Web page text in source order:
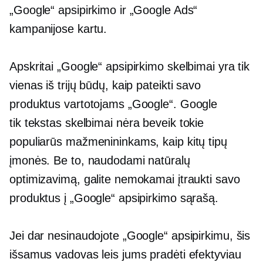
„Google“ apsipirkimo ir „Google Ads“
kampanijose kartu.
Apskritai „Google“ apsipirkimo skelbimai yra tik
vienas iš trijų būdų, kaip pateikti savo
produktus vartotojams „Google“. Google
tik tekstasskelbimai nėra beveik tokie
populiarūs mažmenininkams, kaip kitų tipų
įmonės. Be to, naudodami natūralų
optimizavimą, galite nemokamai įtraukti savo
produktus į „Google“ apsipirkimo sąrašą.
Jei dar nesinaudojote „Google“ apsipirkimu, šis
išsamus vadovas leis jums pradėti efektyviau